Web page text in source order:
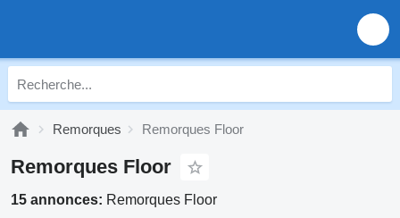
Remorques Remorques Floor
Remorques Floor
15 annonces: Remorques Floor